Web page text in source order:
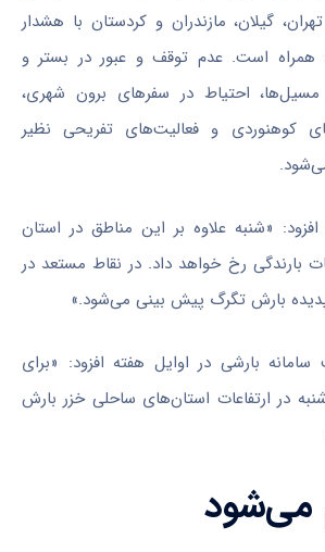
تهران، گیلان، مازندران و کردستان با هشدار
است. عدم توقف و عبور در بستر و
مسیل‌ها، احتیاط در سفر‌های برون شهری،
کوهنوردی و فعالیت‌های تفریحی نظیر
«شنبه علاوه بر این مناطق در استان
بارندگی رخ خواهد داد. در نقاط مستعد در
بارش تگرگ پیش بینی می‌شود.»
سامانه بارشی در اوایل هفته افزود: «برای
در ارتفاعات استان‌های ساحلی خزر بارش
می‌شود